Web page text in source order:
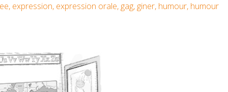
, expression, expression orale, gag, giner, humour, humour